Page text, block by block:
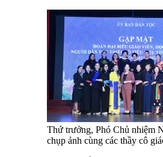
Thứ trưởng, Phó Chủ nhiệm
chụp ảnh cùng các thầy cô